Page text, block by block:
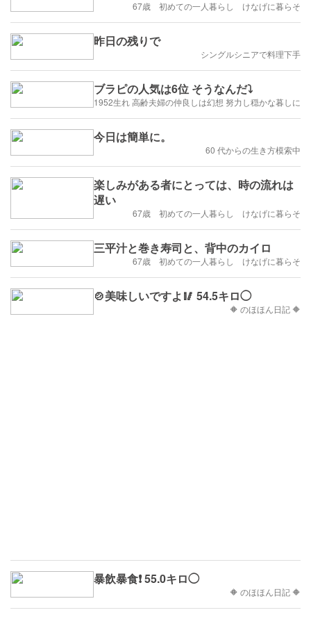
67歳 初めての一人暮らし けなげに暮らそ
昨日の残りで
シングルシニアで料理下手
ブラピの人気は6位 そうなんだ⤵
1952生れ 高齢夫婦の仲良しは幻想 努力し穏かな暮しに
今日は簡単に。
60 代からの生き方模索中
楽しみがある者にとっては、時の流れは
遅い
67歳 初めての一人暮らし けなげに暮らそ
三平汁と巻き寿司と、背中のカイロ
67歳 初めての一人暮らし けなげに暮らそ
🍲美味しいですよ🥢 54.5キロ◯
🔶 のほほん日記 🔶
暴飲暴食❗ 55.0キロ◯
🔶 のほほん日記 🔶